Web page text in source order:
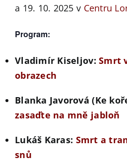
a 19. 10. 2025 v Centru
Program:
Vladimír Kiseljov:Smrt
obrazech
Blanka Javorová (Ke
zasaďte na mně jabloň
Lukáš Karas: Smrt a
snů